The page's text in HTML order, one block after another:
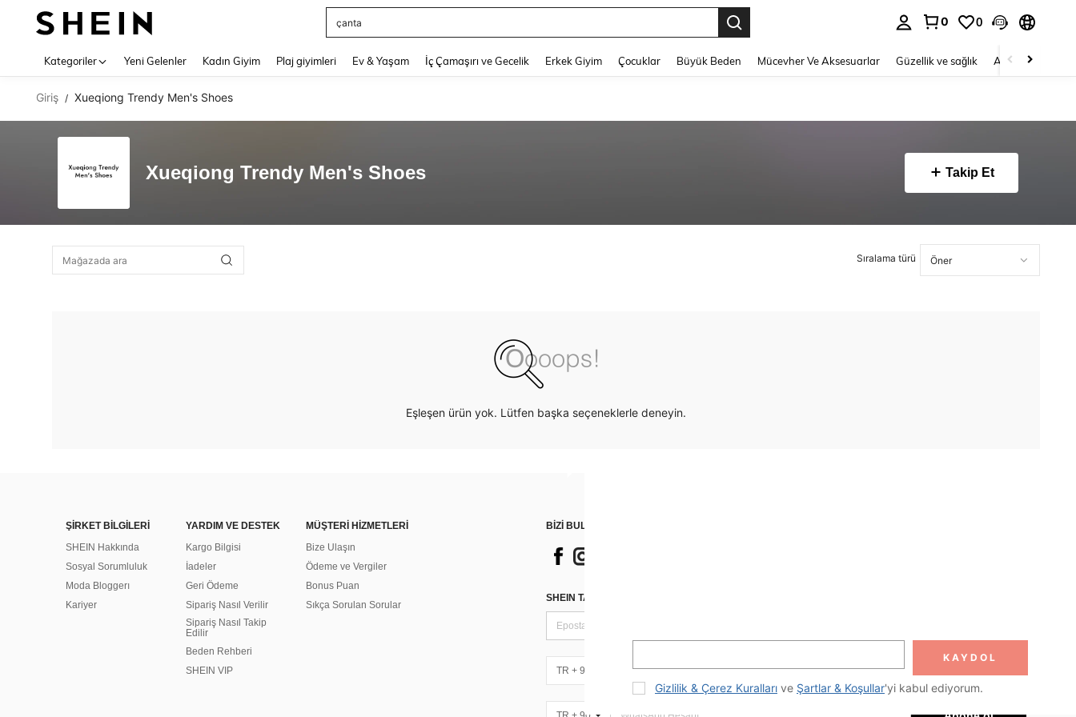
çanta
0 0
Kategoriler Yeni Gelenler Kadın Giyim Plaj giyimleri Ev & Yaşam İç Çamaşırı ve Gecelik Erkek Giyim Çocuklar Büyük Beden Mücevher Ve Aksesuarlar Güzellik ve sağlık Ayakkabı
Giriş / Xueqiong Trendy Men's Shoes
Xueqiong Trendy Men's Shoes Takip Et
Sıralama türü
Eşleşen ürün yok. Lütfen başka seçeneklerle deneyin.
ŞİRKET BİLGİLERİ
SHEIN Hakkında
Sosyal Sorumluluk
Moda Bloggerı
Kariyer
YARDIM VE DESTEK
Kargo Bilgisi
İadeler
Geri Ödeme
Sipariş Nasıl Verilir
Sipariş Nasıl Takip
Edilir
Beden Rehberi
SHEIN VIP
MÜŞTERİ HİZMETLERİ
Bize Ulaşın
Ödeme ve Vergiler
Bonus Puan
Sıkça Sorulan Sorular
BİZİ BULUN
SHEIN TARZI HABERLER IÇIN KAYDOLUN
TR + 90
KAYDOL
Gizlilik & Çerez Kuralları ve Şartlar & Koşullar'yi kabul ediyorum.